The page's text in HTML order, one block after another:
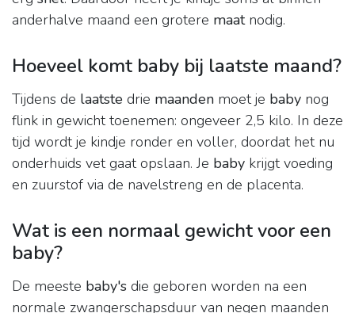
anderhalve maand een grotere maatnodig.
Hoeveel komt baby bij laatste maand?
Tijdens de laatste drie maanden moet je baby nog
flink in gewicht toenemen: ongeveer 2,5 kilo. In deze
tijd wordt je kindje ronder en voller, doordat het nu
onderhuids vet gaat opslaan. Je baby krijgt voeding
en zuurstof via de navelstreng en de placenta.
Wat is een normaal gewicht voor een
baby?
De meeste baby's die geboren worden na een
normale zwangerschapsduur van negen maanden